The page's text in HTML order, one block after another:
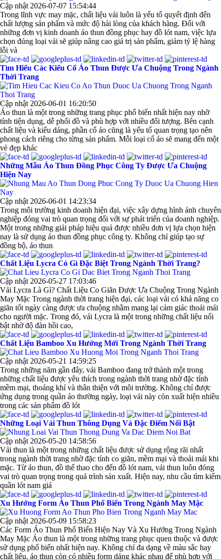
Cập nhật 2026-07-07 15:54:44
Trong lĩnh vực may mặc, chất liệu vải luôn là yếu tố quyết định đến
chất lượng sản phẩm và mức độ hài lòng của khách hàng. Đối với
những đơn vị kinh doanh áo thun đồng phục hay đồ lót nam, việc lựa
chọn đúng loại vải sẽ giúp nâng cao giá trị sản phẩm, giảm tỷ lệ hàng
lỗi và
Tìm Hiểu Các Kiểu Cổ Áo Thun Được Ưa Chuộng Trong Ngành
Thời Trang
Cập nhật 2026-06-01 16:20:50
Áo thun là một trong những trang phục phổ biến nhất hiện nay nhờ
tính tiện dụng, dễ phối đồ và phù hợp với nhiều đối tượng. Bên cạnh
chất liệu và kiểu dáng, phần cổ áo cũng là yếu tố quan trọng tạo nên
phong cách riêng cho từng sản phẩm. Mỗi loại cổ áo sẽ mang đến một
vẻ đẹp khác
Những Mẫu Áo Thun Đồng Phục Công Ty Được Ưa Chuộng
Hiện Nay
Cập nhật 2026-06-01 14:23:34
Trong môi trường kinh doanh hiện đại, việc xây dựng hình ảnh chuyên
nghiệp đóng vai trò quan trọng đối với sự phát triển của doanh nghiệp.
Một trong những giải pháp hiệu quả được nhiều đơn vị lựa chọn hiện
nay là sử dụng áo thun đồng phục công ty. Không chỉ giúp tạo sự
đồng bộ, áo thun
Chất Liệu Lycra Có Gì Đặc Biệt Trong Ngành Thời Trang?
Cập nhật 2026-05-27 17:03:46
Vải Lycra Là Gì? Chất Liệu Co Giãn Được Ưa Chuộng Trong Ngành
May Mặc Trong ngành thời trang hiện đại, các loại vải có khả năng co
giãn tốt ngày càng được ưa chuộng nhằm mang lại cảm giác thoải mái
cho người mặc. Trong đó, vải Lycra là một trong những chất liệu nổi
bật nhờ độ đàn hồi cao,
Chất Liệu Bamboo Xu Hướng Mới Trong Ngành Thời Trang
Cập nhật 2026-05-21 14:59:25
Trong những năm gần đây, vải Bamboo đang trở thành một trong
những chất liệu được yêu thích trong ngành thời trang nhờ đặc tính
mềm mại, thoáng khí và thân thiện với môi trường. Không chỉ được
ứng dụng trong quần áo thường ngày, loại vải này còn xuất hiện nhiều
trong các sản phẩm đồ lót
Những Loại Vải Thun Thông Dụng Và Đặc Điểm Nổi Bật
Cập nhật 2026-05-20 14:58:56
Vải thun là một trong những chất liệu được sử dụng rộng rãi nhất
trong ngành thời trang nhờ đặc tính co giãn, mềm mại và thoải mái khi
mặc. Từ áo thun, đồ thể thao cho đến đồ lót nam, vải thun luôn đóng
vai trò quan trọng trong quá trình sản xuất. Hiện nay, nhu cầu tìm kiếm
quần lót nam giá
Xu Hướng Form Áo Thun Phổ Biến Trong Ngành May Mặc
Cập nhật 2026-05-09 15:58:23
Các Form Áo Thun Phổ Biến Hiện Nay Và Xu Hướng Trong Ngành
May Mặc Áo thun là một trong những trang phục quen thuộc và được
sử dụng phổ biến nhất hiện nay. Không chỉ đa dạng về màu sắc hay
chất liệu, áo thun còn có nhiều form dáng khác nhau để phù hợp với